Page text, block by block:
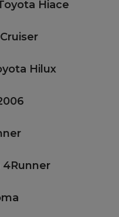
Hiace
Hilux
4Runner